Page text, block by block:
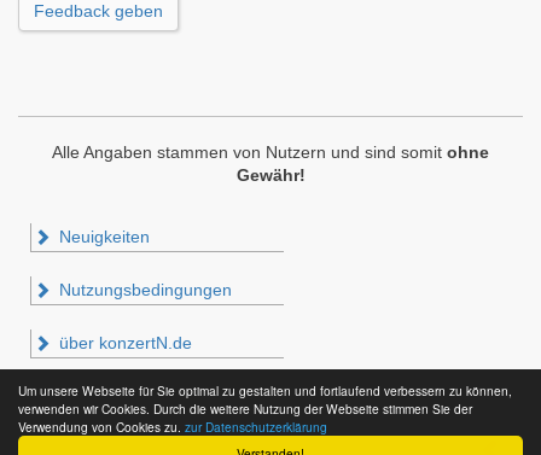
Um unsere Webseite für Sie optimal zu gestalten und fortlaufend verbessern zu können,
verwenden wir Cookies. Durch die weitere Nutzung der Webseite stimmen Sie der
Verwendung von Cookies zu. zur Datenschutzerklärung
Feedback geben
Alle Angaben stammen von Nutzern und sind somit ohne
Gewähr!
Neuigkeiten
Nutzungsbedingungen
über konzertN.de
Impressum & Datenschutz